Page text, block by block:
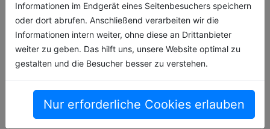
Informationen im Endgerät eines Seitenbesuchers speichern
oder dort abrufen. Anschließend verarbeiten wir die
Informationen intern weiter, ohne diese an Drittanbieter
weiter zu geben. Das hilft uns, unsere Website optimal zu
gestalten und die Besucher besser zu verstehen.
Nur erforderliche Cookies erlauben
wasser
Ausbau von Freiflächen-PV in NRW
beschleunigen: Neue
Koordinierungsstelle unterstützt
Kommunen und Projektierer